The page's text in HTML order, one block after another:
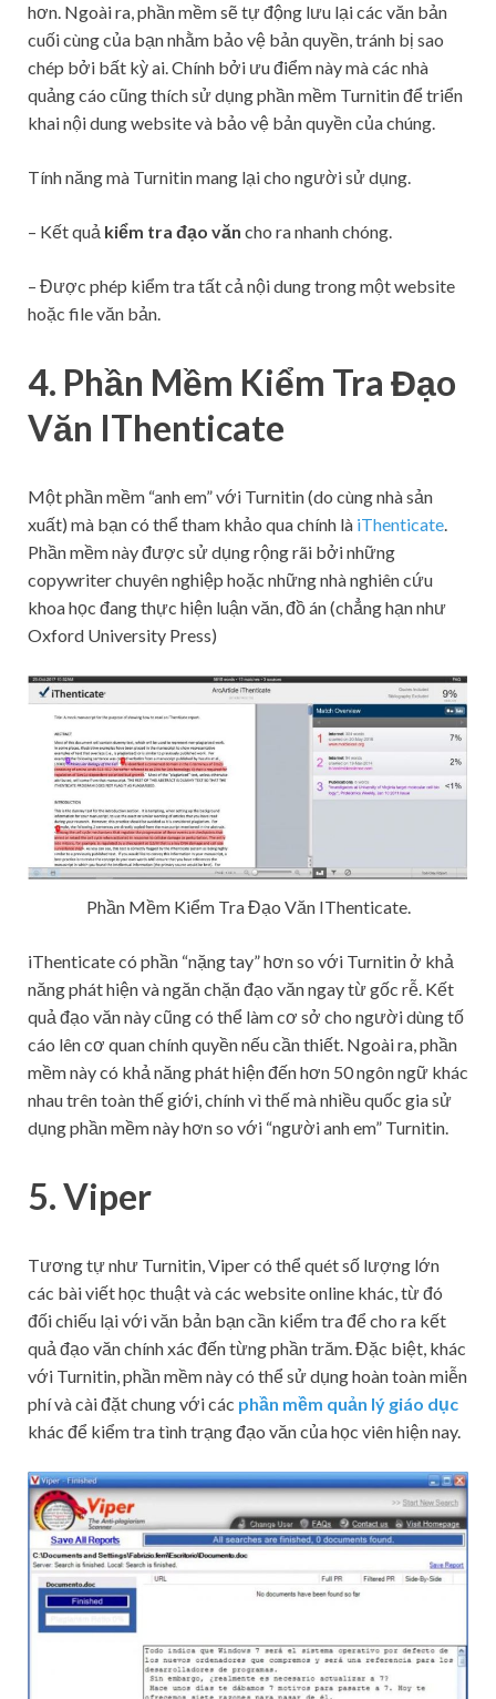
hơn. Ngoài ra, phần mềm sẽ tự động lưu lại các văn bản
cuối cùng của bạn nhằm bảo vệ bản quyền, tránh bị sao
chép bởi bất kỳ ai. Chính bởi ưu điểm này mà các nhà
quảng cáo cũng thích sử dụng phần mềm Turnitin để triển
khai nội dung website và bảo vệ bản quyền của chúng.
Tính năng mà Turnitin mang lại cho người sử dụng.
– Kết quả kiểm tra đạo văn cho ra nhanh chóng.
– Được phép kiểm tra tất cả nội dung trong một website
hoặc file văn bản.
4. Phần Mềm Kiểm Tra Đạo
Văn IThenticate
Một phần mềm “anh em” với Turnitin (do cùng nhà sản
xuất) mà bạn có thể tham khảo qua chính là iThenticate.
Phần mềm này được sử dụng rộng rãi bởi những
copywriter chuyên nghiệp hoặc những nhà nghiên cứu
khoa học đang thực hiện luận văn, đồ án (chẳng hạn như
Oxford University Press)
Phần Mềm Kiểm Tra Đạo Văn IThenticate.
iThenticate có phần “nặng tay” hơn so với Turnitin ở khả
năng phát hiện và ngăn chặn đạo văn ngay từ gốc rễ. Kết
quả đạo văn này cũng có thể làm cơ sở cho người dùng tố
cáo lên cơ quan chính quyền nếu cần thiết. Ngoài ra, phần
mềm này có khả năng phát hiện đến hơn 50 ngôn ngữ khác
nhau trên toàn thế giới, chính vì thế mà nhiều quốc gia sử
dụng phần mềm này hơn so với “người anh em” Turnitin.
5. Viper
Tương tự như Turnitin, Viper có thể quét số lượng lớn
các bài viết học thuật và các website online khác, từ đó
đối chiếu lại với văn bản bạn cần kiểm tra để cho ra kết
quả đạo văn chính xác đến từng phần trăm. Đặc biệt, khác
với Turnitin, phần mềm này có thể sử dụng hoàn toàn miễn
phí và cài đặt chung với các phần mềm quản lý giáo dục
khác để kiểm tra tình trạng đạo văn của học viên hiện nay.